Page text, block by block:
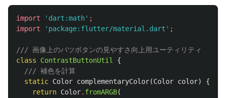
import 'dart:math' ;
import
'package:flutter/material.dart' ;
/// 画像上のバツボタンの見やすさ向上用ユーティリティ
class
ContrastButtonUtil
{
/// 補色を計算
static Color complementaryColor(Color color)
{
return Color. fromARGB(